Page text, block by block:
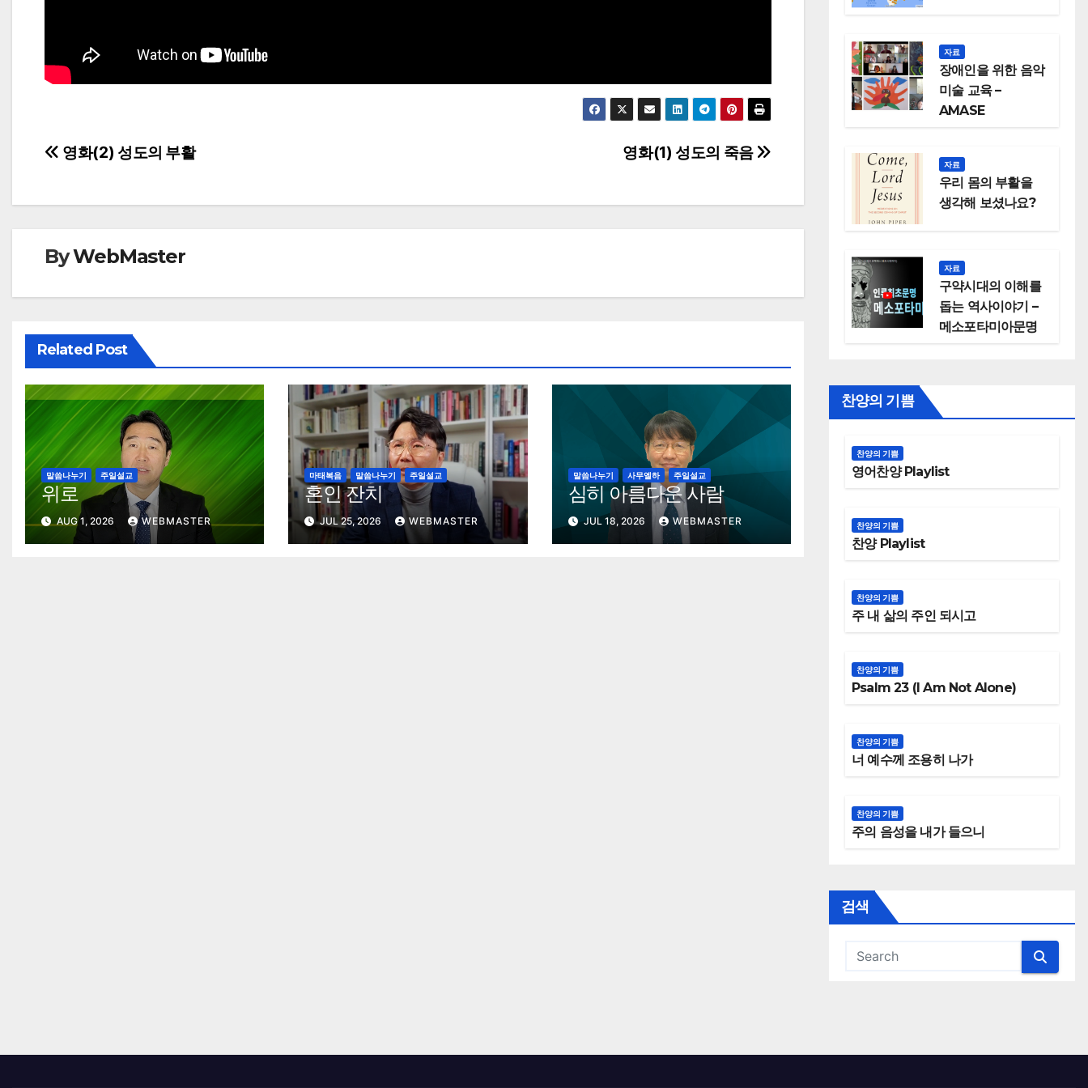
Post
영화(1) 성도의 죽음
영화(2) 성도의 부활
ByWebMaster
Related Post
말씀나누기 주일설교
위로
AUG 1, 2026 WEBMASTER
마태복음 말씀나누기 주일설교
혼인 잔치
JUL 25, 2026 WEBMASTER
말씀나누기 사무엘하 주일설교
심히 아름다운 사람
JUL 18, 2026 WEBMASTER
자료
장애인을 위한 음악
미술 교육 –
AMASE
자료
우리 몸의 부활을
생각해 보셨나요?
자료
구약시대의 이해를
돕는 역사이야기 –
메소포타미아문명
찬양의 기쁨
찬양의 기쁨
영어찬양 Playlist
찬양의 기쁨
찬양 Playlist
찬양의 기쁨
주 내 삶의 주인 되시고
찬양의 기쁨
Psalm 23 (I Am Not Alone)
찬양의 기쁨
너 예수께 조용히 나가
찬양의 기쁨
주의 음성을 내가 들으니
검색